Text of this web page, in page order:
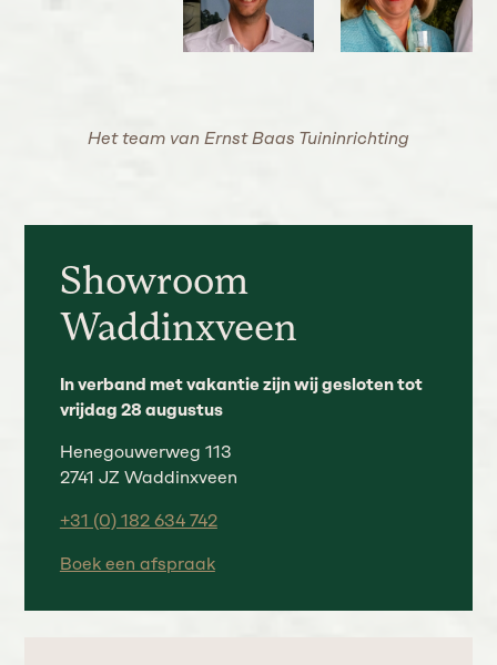
Het team van Ernst Baas Tuininrichting
Showroom
Waddinxveen
In verband met vakantie zijn wij gesloten tot
vrijdag 28 augustus
Henegouwerweg 113
2741 JZ Waddinxveen
+31 (0) 182 634 742
Boek een afspraak